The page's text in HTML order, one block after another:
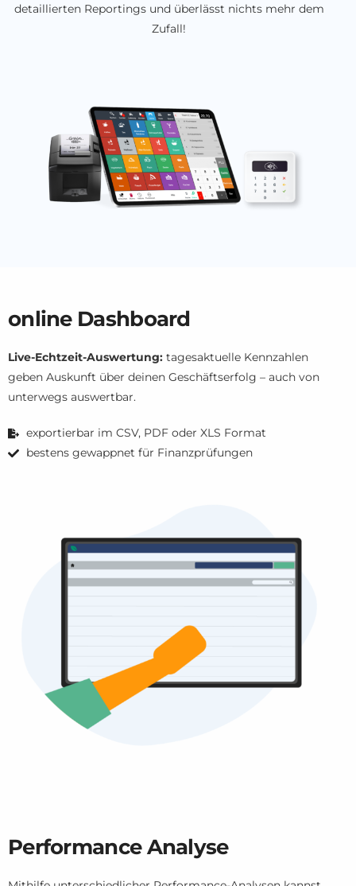
detaillierten Reportings und überlässt nichts mehr dem
Zufall!
online Dashboard
Live-Echtzeit-Auswertung: tagesaktuelle Kennzahlen
geben Auskunft über deinen Geschäftserfolg – auch von
unterwegs auswertbar.
exportierbar im CSV, PDF oder XLS Format
bestens gewappnet für Finanzprüfungen
Performance Analyse